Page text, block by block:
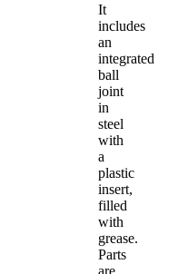
It
includes
an
integrated
ball
joint
in
steel
with
a
plastic
insert,
filled
with
grease.
Parts
are